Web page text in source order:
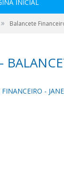
INICIAL
» Balancete
-